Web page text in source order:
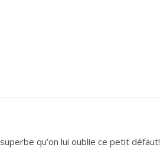
qu’on lui oublie ce petit défaut!